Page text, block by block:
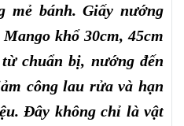
mẻ bánh. Giấy nướng
khổ 30cm, 45cm
chuẩn bị, nướng đến
công lau rửa và hạn
Đây không chỉ là vật